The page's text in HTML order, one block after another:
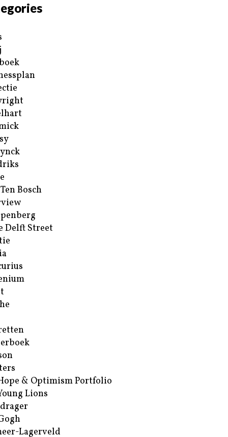
Bosch
Delft Street
& Optimism Portfolio
Lions
Lagerveld